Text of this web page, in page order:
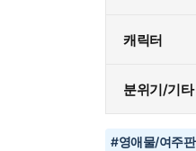
캐릭터
분위기/기타
#영애물/여주판